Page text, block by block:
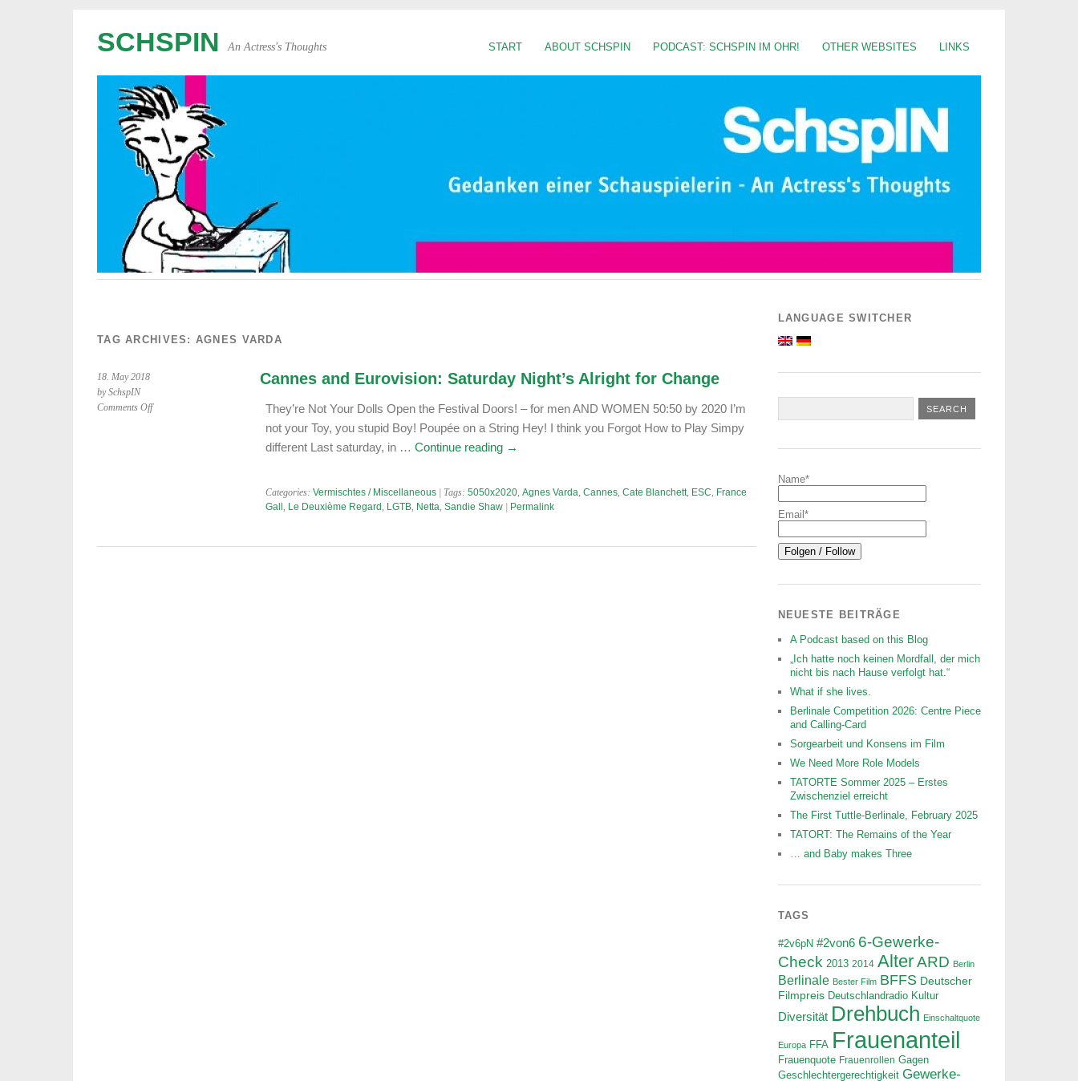
START ABOUT SCHSPIN PODCAST: SCHSPIN IM OHR! OTHER WEBSITES LINKS
SCHSPIN An Actress's Thoughts
TAG ARCHIVES: AGNES VARDA
18. May 2018
by SchspIN
Comments Offon
Cannes and Eurovision: Saturday Night’s Alright for Change
They’re Not Your Dolls Open the Festival Doors! – for men AND WOMEN 50:50 by 2020 I’m
not your Toy, you stupid Boy! Poupée on a String Hey! I think you Forgot How to Play Simpy
different Last saturday, in … Continue reading →
Categories: Vermischtes / Miscellaneous| Tags: 5050x2020, Agnes Varda, Cannes, Cate Blanchett, ESC, France
Gall , Le Deuxième Regard , LGTB, Netta, Sandie Shaw| Permalink
LANGUAGE SWITCHER
Name*
Email*
NEUESTE BEITRÄGE
A Podcast based on this Blog
„Ich hatte noch keinen Mordfall, der mich
nicht bis nach Hause verfolgt hat.“
What if she lives.
Berlinale Competition 2026: Centre Piece
and Calling-Card
Sorgearbeit und Konsens im Film
We Need More Role Models
TATORTE Sommer 2025 – Erstes
Zwischenziel erreicht
The First Tuttle-Berlinale, February 2025
TATORT: The Remains of the Year
… and Baby makes Three
TAGS
#2v6pN #2von6 6-Gewerke-
Check 2013 2014 Alter ARD Berlin
Berlinale Bester Film BFFS Deutscher
Filmpreis Deutschlandradio Kultur
Diversität Drehbuch Einschaltquote
Europa FFA Frauenanteil
Frauenquote Frauenrollen Gagen
Geschlechtergerechtigkeit Gewerke-